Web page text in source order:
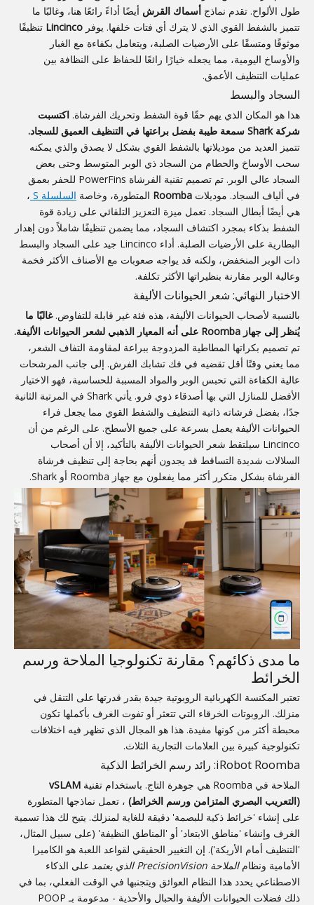
طول الألواح. تقدم نماذج أسماك القرش أيضًا أداءً رائعًا هنا، وغالبًا ما
تتميز بالشفط القوي الذي لا يترك أي فتات خلفها. يوفر Lincinco تنظيفًا
موثوقًا ومتسقًا على الأرضيات الصلبة، ويتعامل بكفاءة مع الغبار
والأوساخ اليومية، مما يجعله خيارًا رائعًا للحفاظ على النظافة بين
عمليات التنظيف الأعمق.
السجاد والبسط
هذا هو المكان الذي يهم حقًا قوة الشفط وتحريك الفرشاة. اكتسبت
شركة Shark سمعة طيبة بفضل براعتها في التنظيف العميق للسجاد.
تتميز العديد من موديلاتها بالشفط القوي بشكل لا يصدق والذي يمكنه
سحب الأوساخ والحطام من السجاد ذي الوبر المتوسط ​​وحتى بعض
السجاد عالي الوبر. تم تصميم تقنية الفرشاة PowerFins للحفر بعمق
في ألياف السجاد. موديلات Roomba المتطورة، وخاصة السلسلة S
،
هي أيضًا أبطال السجاد. تعمل ميزة التعزيز التلقائي على زيادة قوة
الشفط بذكاء بمجرد اكتشاف السجاد، مما يضمن تنظيفًا شاملاً دون إهدار
البطارية على الأرضيات الصلبة. أداء Lincinco جيد على السجاد والبسط
ذات الوبر المنخفض، ولكنه قد يواجه صعوبات مع الأصناف الأكثر فخمة
وعالية الوبر مقارنة بنظيراتها الأكثر تكلفة.
الاختبار النهائي: شعر الحيوانات الأليفة
بالنسبة لأصحاب الحيوانات الأليفة، هذه فئة غير قابلة للتفاوض.غالبًا ما
يُنظر إلى جهاز Roomba على أنه المعيار الذهبي لشعر الحيوانات الأليفة.
تم تصميم بكراتها المطاطية المزدوجة ببراعة لمقاومة التفاف الشعر،
مما يعني وقتًا أقل تقضيه في فك تشابك الفرش. إلى جانب المرشحات
عالية الكفاءة التي تحبس الوبر والمواد المسببة للحساسية، فهو الاختيار
الأفضل للمنازل التي بها أصدقاء ذوي فرو. يأتي Shark في المرتبة الثانية
جدًا، بفضل فرشاته ذاتية التنظيف والشفط القوي مما يجعل فراء
الحيوانات الأليفة يعمل بسرعة على جميع الأسطح. على الرغم من أن
Lincinco سيلتقط شعر الحيوانات الأليفة بالتأكيد، إلا أن أصحاب
السلالات شديدة التساقط قد يجدون أنهم بحاجة إلى تنظيف فرشاة
الفرشاة بشكل متكرر أكثر مما يفعلون مع جهاز Roomba أو Shark.
ما مدى ذكائهم؟ مقارنة تكنولوجيا الملاحة ورسم
الخرائط
تعتبر المكنسة الكهربائية الروبوتية جيدة بقدر قدرتها على التنقل في
منزلك. الروبوتات الخرقاء التي تتعثر أو تفوت الغرف بأكملها تكون
محبطة أكثر من كونها مفيدة. هذا هو المجال الذي تظهر فيه اختلافات
تكنولوجية كبيرة بين العلامات التجارية الثلاث.
iRobot Roomba: رائد رسم الخرائط الذكية
الملاحة في Roomba هي جوهرة التاج. باستخدام تقنية
vSLAM
(التعريب البصري المتزامن ورسم الخرائط) ، تعمل نماذجها المتطورة
على إنشاء 'خرائط ذكية للبصمة' دقيقة للغاية لمنزلك. يتيح لك هذا تسمية
الغرف وإنشاء 'مناطق الابتعاد' أو 'المناطق النظيفة' (على سبيل المثال،
'التنظيف أمام الأريكة'). إن التغيير الحقيقي لقواعد اللعبة هو الكاميرا
الأمامية ونظامالملاحة PrecisionVision الذي يعتمد
على الذكاء
الاصطناعي يحدد هذا النظام العوائق ويتجنبها في الوقت الفعلي، بما في
ذلك فضلات الحيوانات الأليفة والحبال والأحذية - مدعومة بـ POOP